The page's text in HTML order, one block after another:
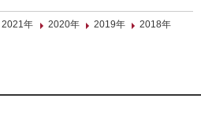
2021年 2020年 2019年
2018年